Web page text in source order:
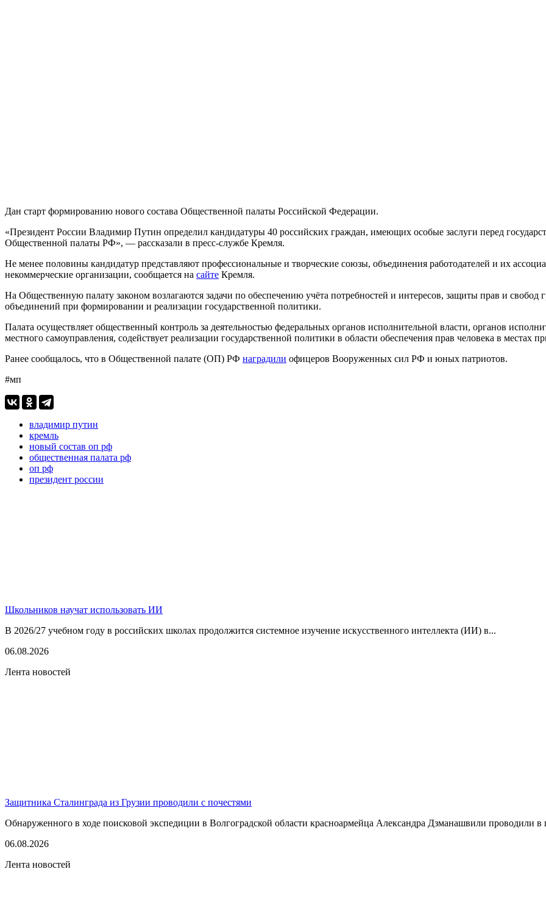
Дан старт формированию нового состава Общественной палаты Российской Федерации.
«Президент России Владимир Путин определил кандидатуры 40 российских граждан, имеющих особые заслуги перед
Общественной палаты РФ», — рассказали в пресс-службе Кремля.
Не менее половины кандидатур представляют профессиональные и творческие союзы, объединения работодателей и их
некоммерческие организации, сообщается на сайте Кремля.
На Общественную палату законом возлагаются задачи по обеспечению учёта потребностей и интересов, защиты прав и
объединений при формировании и реализации государственной политики.
Палата осуществляет общественный контроль за деятельностью федеральных органов исполнительной власти, органов
местного самоуправления, содействует реализации государственной политики в области обеспечения прав человека в местах
Ранее сообщалось, что в Общественной палате (ОП) РФ наградили офицеров Вооруженных сил РФ и юных патриотов.
#мп
владимир путин
кремль
новый состав оп рф
общественная палата рф
оп рф
президент россии
Школьников научат использовать ИИ
В 2026/27 учебном году в российских школах продолжится системное изучение искусственного интеллекта (ИИ) в...
06.08.2026
Лента новостей
Защитника Сталинграда из Грузии проводили с почестями
Обнаруженного в ходе поисковой экспедиции в Волгоградской области красноармейца Александра Дзманашвили проводили в
06.08.2026
Лента новостей